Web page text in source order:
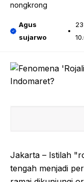
nongkrong
Agus
sujarwo
Jakarta – Istilah
tengah menjadi